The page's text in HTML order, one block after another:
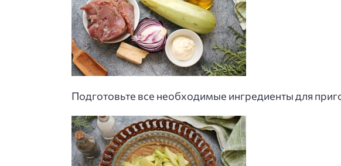
Подготовьте все необходимые ингредиенты для